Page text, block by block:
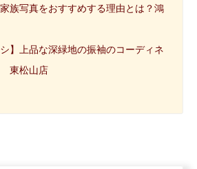
族写真をおすすめする理由とは？鴻
シ】上品な深緑地の振袖のコーディネ
東松山店